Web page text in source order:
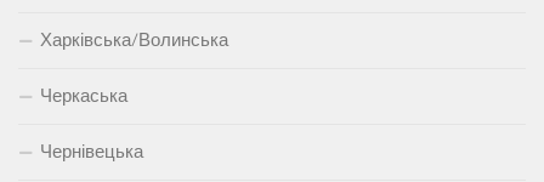
Харківська/Волинська
Черкаська
Чернівецька